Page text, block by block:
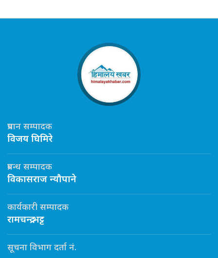
प्रधान सम्पादक
विजय घिमिरे
प्रबन्ध सम्पादक
विकासराज न्यौपाने
कार्यकारी सम्पादक
रामचन्द्र भट्ट
सूचना विभाग दर्ता नं.